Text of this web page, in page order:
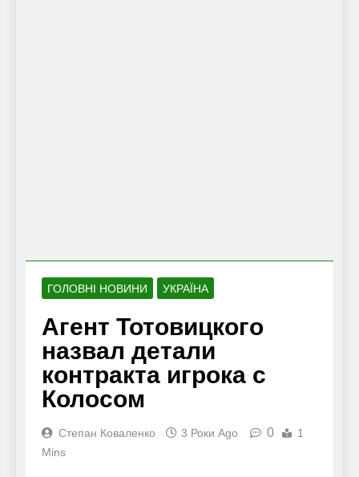
ГОЛОВНІ НОВИНИ УКРАЇНА
Агент Тотовицкого
назвал детали
контракта игрока с
Колосом
Степан Коваленко 3 Роки Ago 0
1
Mins